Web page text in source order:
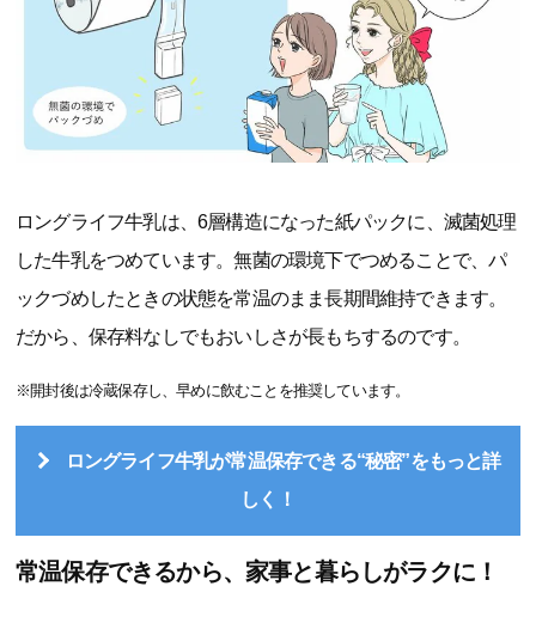
ロングライフ牛乳は、6層構造になった紙パックに、滅菌処理
した牛乳をつめています。無菌の環境下でつめることで、パ
ックづめしたときの状態を常温のまま長期間維持できます。
だから、保存料なしでもおいしさが長もちするのです。
※開封後は冷蔵保存し、早めに飲むことを推奨しています。
ロングライフ牛乳が常温保存できる“秘密”をもっと詳
しく！
常温保存できるから、家事と暮らしがラクに！